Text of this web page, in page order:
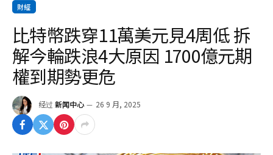
財經
比特幣跌穿11萬美元見4周低 拆
解今輪跌浪4大原因 1700億元期
權到期勢更危
经过 新闻中心 26 9 月, 2025